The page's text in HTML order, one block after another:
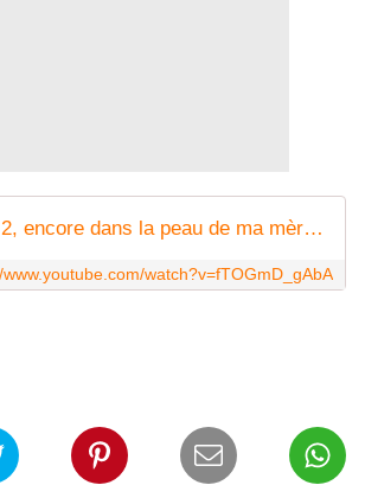
Freaky Friday 2, encore dans la peau de ma mère - Première bande-annonce (VF) | Disney
www.youtube.com/watch?v=fTOGmD_gAbA